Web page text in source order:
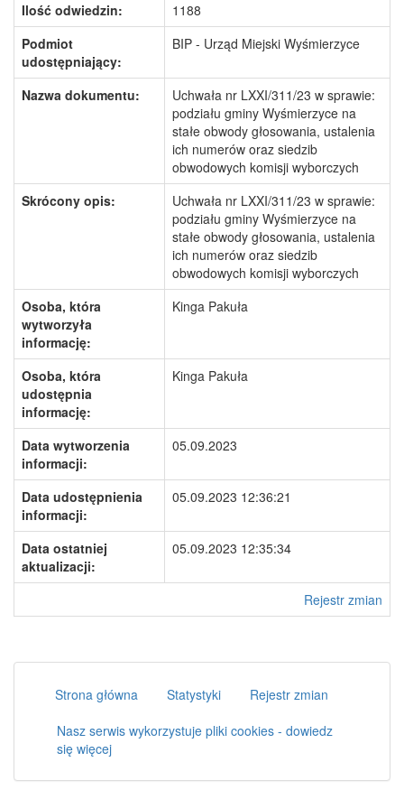
Ilość odwiedzin:
1188
Podmiot
udostępniający:
BIP - Urząd Miejski Wyśmierzyce
Nazwa dokumentu:
Uchwała nr LXXI/311/23 w sprawie:
podziału gminy Wyśmierzyce na
stałe obwody głosowania, ustalenia
ich numerów oraz siedzib
obwodowych komisji wyborczych
Skrócony opis:
Uchwała nr LXXI/311/23 w sprawie:
podziału gminy Wyśmierzyce na
stałe obwody głosowania, ustalenia
ich numerów oraz siedzib
obwodowych komisji wyborczych
Osoba, która
wytworzyła
informację:
Kinga Pakuła
Osoba, która
udostępnia
informację:
Kinga Pakuła
Data wytworzenia
informacji:
05.09.2023
Data udostępnienia
informacji:
05.09.2023 12:36:21
Data ostatniej
aktualizacji:
05.09.2023 12:35:34
Rejestr zmian
Strona główna Statystyki
Rejestr zmian
Nasz serwis wykorzystuje pliki cookies - dowiedz
się więcej